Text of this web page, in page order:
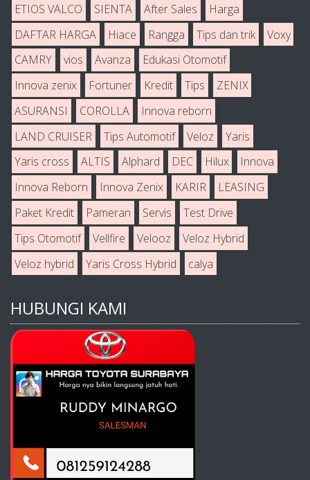
ETIOS VALCO
SIENTA After Sales
Harga
DAFTAR HARGA
Hiace Rangga Tips dan trik
Voxy
CAMRY
vios Avanza
Edukasi Otomotif
Innova zenix
Fortuner Kredit Tips
ZENIX
ASURANSI
COROLLA
Innova reborn
LAND CRUISER
Tips Automotif Veloz
Yaris
Yaris cross
ALTIS Alphard DEC Hilux
Innova
Innova Reborn
Innova Zenix KARIR
LEASING
Paket Kredit
Pameran Servis
Test Drive
Tips Otomotif
Vellfire Velooz
Veloz Hybrid
Veloz hybrid
Yaris Cross Hybrid calya
HUBUNGI KAMI